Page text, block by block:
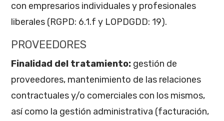
con empresarios individuales y profesionales
liberales (RGPD: 6.1.f y LOPDGDD: 19).
PROVEEDORES
Finalidad del tratamiento: gestión de
proveedores, mantenimiento de las relaciones
contractuales y/o comerciales con los mismos,
así como la gestión administrativa (facturación,